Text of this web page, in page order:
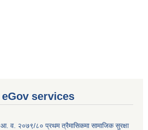
eGov services
आ. व. २०७९/८० प्रथम त्रैमासिकमा सामाजिक सुरक्षा